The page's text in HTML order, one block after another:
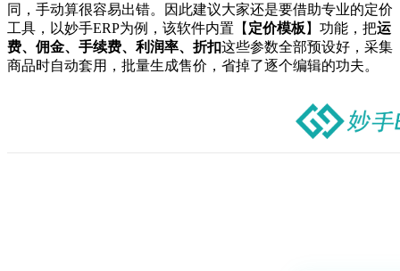
同，手动算很容易出错。因此建议大家还是要借助专业的定价
工具，以妙手ERP为例，该软件内置【 定价模板 】功能，把运
费、佣金、手续费、利润率、折扣这些参数全部预设好，采集
商品时自动套用，批量生成售价，省掉了逐个编辑的功夫。